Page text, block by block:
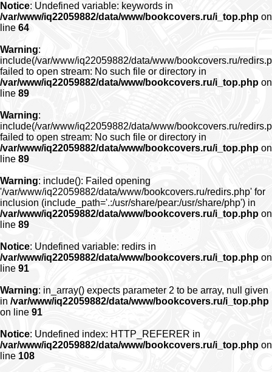
Notice: Undefined variable: keywords in
/var/www/iq22059882/data/www/bookcovers.ru/i_top.php on
line 64
Warning:
include(/var/www/iq22059882/data/www/bookcovers.ru/
failed to open stream: No such file or directory in
/var/www/iq22059882/data/www/bookcovers.ru/i_top.php on
line 89
Warning:
include(/var/www/iq22059882/data/www/bookcovers.ru/
failed to open stream: No such file or directory in
/var/www/iq22059882/data/www/bookcovers.ru/i_top.php on
line 89
Warning: include(): Failed opening
'/var/www/iq22059882/data/www/bookcovers.ru/redirs.php' for
inclusion (include_path='.:/usr/share/pear:/usr/share/php') in
/var/www/iq22059882/data/www/bookcovers.ru/i_top.php on
line 89
Notice: Undefined variable: redirs in
/var/www/iq22059882/data/www/bookcovers.ru/i_top.php on
line 91
Warning: in_array() expects parameter 2 to be array, null given
in /var/www/iq22059882/data/www/bookcovers.ru/i_top.php
on line 91
Notice: Undefined index: HTTP_REFERER in
/var/www/iq22059882/data/www/bookcovers.ru/i_top.php on
line 108